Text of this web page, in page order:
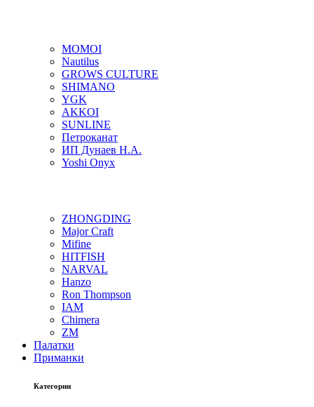
MOMOI
Nautilus
GROWS CULTURE
SHIMANO
YGK
AKKOI
SUNLINE
Петроканат
ИП Дунаев Н.А.
Yoshi Onyx
ZHONGDING
Major Craft
Mifine
HITFISH
NARVAL
Hanzo
Ron Thompson
IAM
Chimera
ZM
Палатки
Приманки
Категории